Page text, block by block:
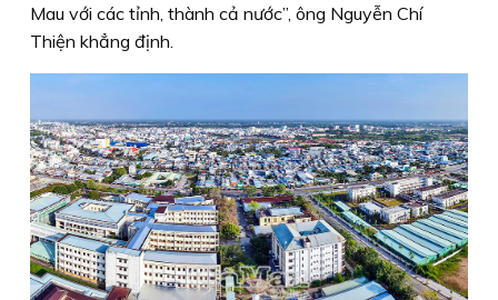
Mau với các tỉnh, thành cả nước”, ông Nguyễn Chí
Thiện khẳng định.